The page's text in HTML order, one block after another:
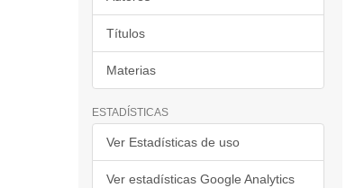
Títulos
Materias
ESTADÍSTICAS
Ver Estadísticas de uso
Ver estadísticas Google Analytics